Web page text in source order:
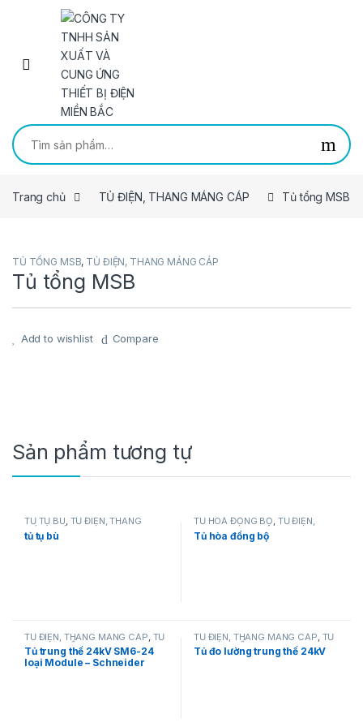
Skip to navigation
Skip to content
Tìm kiếm:
Trang chủ TỦ ĐIỆN, THANG MÁNG CÁP Tủ tổng MSB
TỦ TỔNG MSB, TỦ ĐIỆN, THANG MÁNG CÁP
Tủ tổng MSB
Add to wishlist Compare
Sản phẩm tương tự
TỦ TỤ BÙ, TỦ ĐIỆN, THANG
MÁNG CÁP
tủ tụ bù
TỦ HOÀ ĐỒNG BỘ, TỦ ĐIỆN,
THANG MÁNG CÁP
Tủ hòa đồng bộ
TỦ ĐIỆN, THANG MÁNG CÁP TỦ
TRUNG THẾ
Tủ trung thế 24kV SM6-24
loại Module – Schneider
TỦ ĐIỆN, THANG MÁNG CÁP TỦ
TRUNG THẾ
Tủ đo lường trung thế 24kV